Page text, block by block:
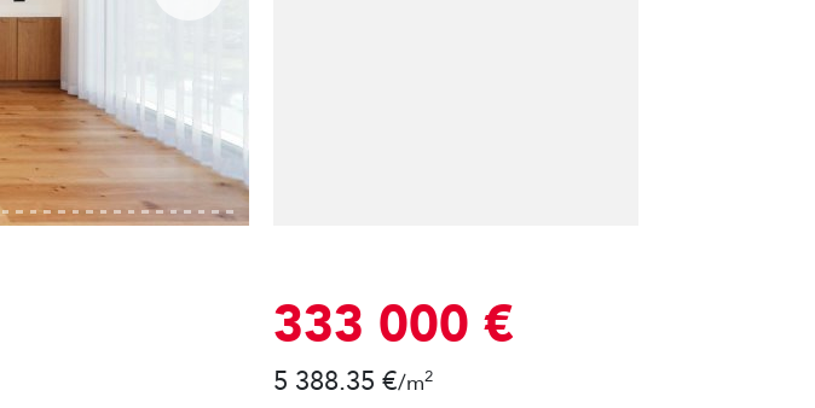
333 000 €
5 388.35 €/m2